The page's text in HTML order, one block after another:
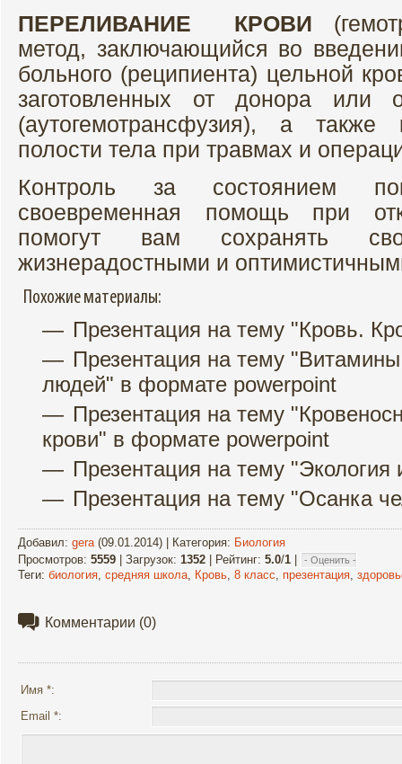
ПЕРЕЛИВАНИЕ КРОВИ
метод, заключающийся во
больного (реципиента) цельной
заготовленных от донора или
(аутогемотрансфузия), а
полости тела при травмах и
Контроль за состоянием
своевременная помощь при
помогут вам сохранять
жизнерадостными и
Похожие материалы:
Презентация на тему "Кровь.
Презентация на тему
людей" в формате powerpoint
Презентация на тему
крови" в формате powerpoint
Презентация на тему "Экология
Презентация на тему "Осанка
Добавил: gera (09.01.2014) | Категория: Биология
Просмотров: 5559 | Загрузок: 1352 | Рейтинг: 5.0/1 |
Теги: биология средняя школа Кровь 8 класс презентация
Комментарии (0)
Имя *:
Email *: